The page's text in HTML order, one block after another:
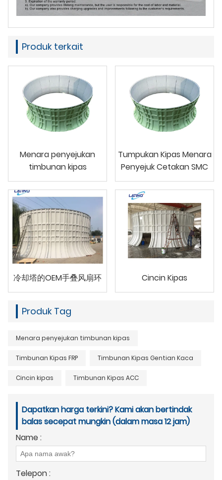
Produk terkait
Menara penyejukan
timbunan kipas
Tumpukan Kipas Menara
Penyejuk Cetakan SMC
冷却塔的OEM手叠风扇环 Cincin Kipas
Produk Tag
Menara penyejukan timbunan kipas
Timbunan Kipas FRP Timbunan Kipas Gentian Kaca
Cincin kipas Timbunan Kipas ACC
Dapatkan harga terkini? Kami akan bertindak
balas secepat mungkin (dalam masa 12 jam)
Name :
Telepon :